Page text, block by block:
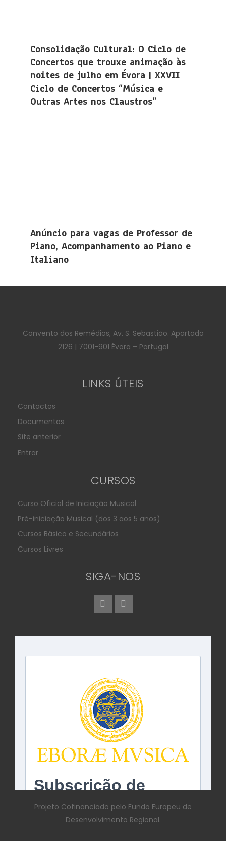
Consolidação Cultural: O Ciclo de
Concertos que trouxe animação às
noites de julho em Évora | XXVII
Ciclo de Concertos “Música e
Outras Artes nos Claustros”
Anúncio para vagas de Professor de
Piano, Acompanhamento ao Piano e
Italiano
Convento dos Remédios, Av. S. Sebastião. Apartado
2126 | 7001-901 Évora – Portugal
LINKS ÚTEIS
Contactos
Documentos
Site anterior
Entrar
CURSOS
Curso Oficial de Iniciação Musical
Pré-iniciação Musical (dos 3 aos 5 anos)
Cursos Básico e Secundários
Cursos Livres
SIGA-NOS
Projeto Cofinanciado pelo Fundo Europeu de
Desenvolvimento Regional.